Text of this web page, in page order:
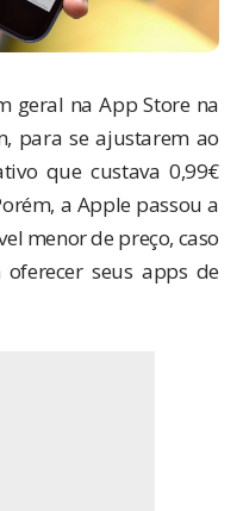
geral na App Store na
para se ajustarem ao
que custava 0,99€
a Apple passou a
menor de preço, caso
seus apps de